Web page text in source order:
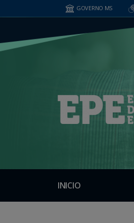
GOVERNO MS
INICIO